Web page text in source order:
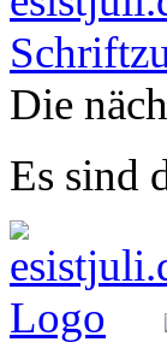
Die
Es sind